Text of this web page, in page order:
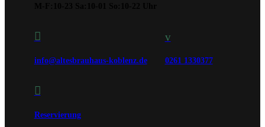

info@altesbrauhaus-koblenz.de
v
0261 1330377

Reservierung